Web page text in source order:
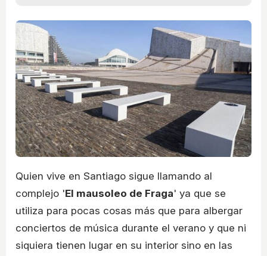
Quien vive en Santiago sigue llamando al
complejo 'El mausoleo de Fraga' ya que se
utiliza para pocas cosas más que para albergar
conciertos de música durante el verano y que ni
siquiera tienen lugar en su interior sino en las